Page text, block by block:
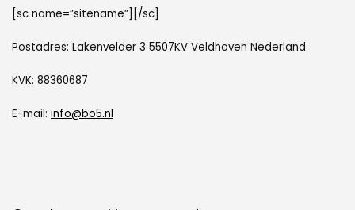
[sc name=”sitename”][/sc]
Postadres: Lakenvelder 3 5507KV Veldhoven Nederland
KVK: 88360687
E-mail: info@bo5.nl